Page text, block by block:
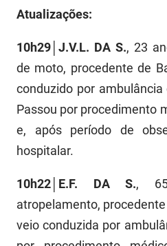
Segurança e Defesa Social
Turismo e Desenvolvimento Econômico
IPHAEP
JUCEP
LIFESA
Ouvidoria Geral do Estado
PB Saúde
Atualizações:
10h29│J.V.L. DA S., 23
de moto, procedente de
conduzido por
Passou por procedimento
e, após período de
hospitalar.
10h22│E.F. DA S.,
atropelamento,
veio conduzida por